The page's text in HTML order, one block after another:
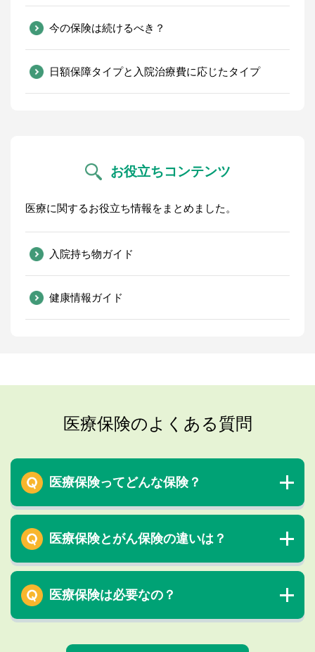
今の保険は続けるべき？
日額保障タイプと入院治療費に応じた タイプ
お役立ちコンテンツ
医療に関するお役立ち情報をまとめました。
入院持ち物ガイド
健康情報ガイド
医療保険のよくある質問
医療保険ってどんな保険？
医療保険とがん保険の違いは？
医療保険は必要なの？